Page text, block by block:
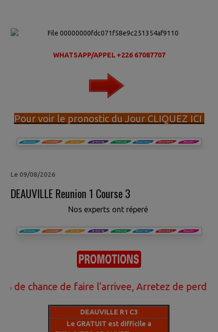
WHATSAPP/APPEL +226 67087707
Pour voir le pronostic du Jour CLIQUEZ ICI
Le 09/08/2026
DEAUVILLE Reunion 1 Course 3
Nos experts ont réperé
chance de faire l'arrivee, Arretez de perdre
DEAUVILLE R1 C3
Le GRATUIT est difficile a